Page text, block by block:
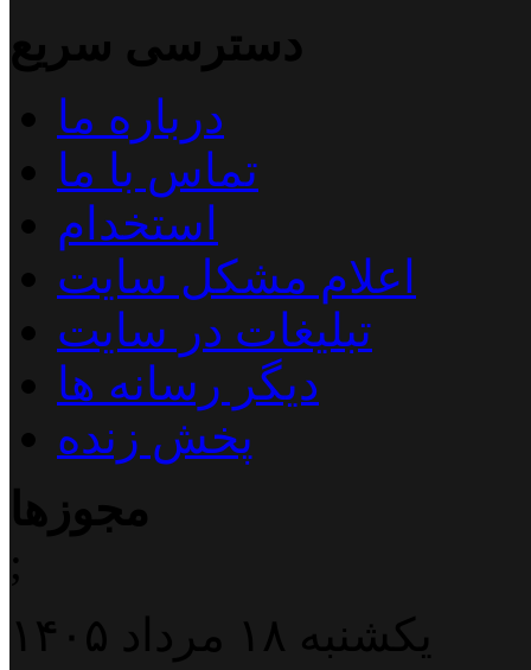
دسترسی سریع
درباره ما
تماس با ما
استخدام
اعلام مشکل سایت
تبلیغات در سایت
دیگر رسانه ها
پخش زنده
مجوزها
;
یکشنبه ۱۸ مرداد ۱۴۰۵